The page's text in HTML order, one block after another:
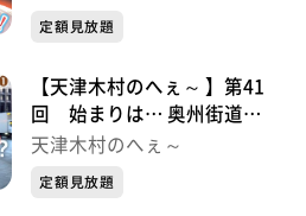
定額見放題
【天津木村のへぇ～ 】第41
回 始まりは… 奥州街道シ
リーズ①
天津木村のへぇ～
定額見放題